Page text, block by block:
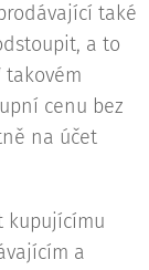
také
a to
takovém
cenu bez
na účet
kupujícímu
a